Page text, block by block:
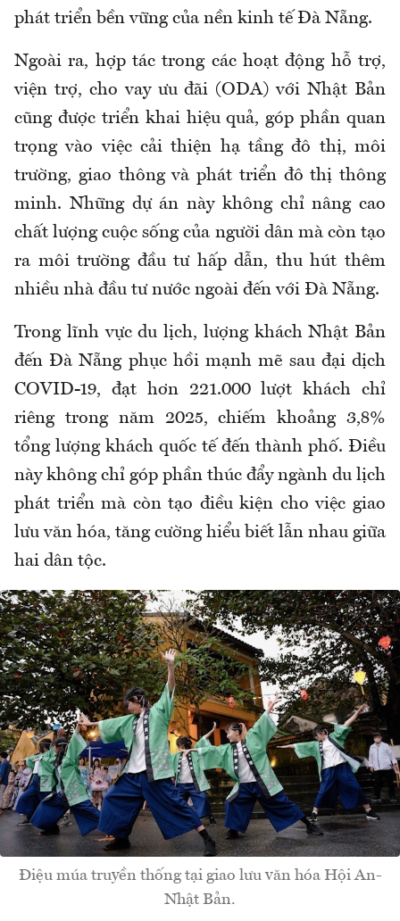
phát triển bền vững của nền kinh tế Đà Nẵng.
Ngoài ra, hợp tác trong các hoạt động hỗ trợ,
viện trợ, cho vay ưu đãi (ODA) với Nhật Bản
cũng được triển khai hiệu quả, góp phần quan
trọng vào việc cải thiện hạ tầng đô thị, môi
trường, giao thông và phát triển đô thị thông
minh. Những dự án này không chỉ nâng cao
chất lượng cuộc sống của người dân mà còn tạo
ra môi trường đầu tư hấp dẫn, thu hút thêm
nhiều nhà đầu tư nước ngoài đến với Đà Nẵng.
Trong lĩnh vực du lịch, lượng khách Nhật Bản
đến Đà Nẵng phục hồi mạnh mẽ sau đại dịch
COVID-19, đạt hơn 221.000 lượt khách chỉ
riêng trong năm 2025, chiếm khoảng 3,8%
tổng lượng khách quốc tế đến thành phố. Điều
này không chỉ góp phần thúc đẩy ngành du lịch
phát triển mà còn tạo điều kiện cho việc giao
lưu văn hóa, tăng cường hiểu biết lẫn nhau giữa
hai dân tộc.
Điệu múa truyền thống tại giao lưu văn hóa Hội An-
Nhật Bản.